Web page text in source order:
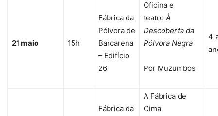
21 maio 15h
Fábrica da
Pólvora de
Barcarena
– Edifício
26
Oficina e
teatro À
Descoberta da
Pólvora Negra
Por Muzumbos
4
Fábrica da
A Fábrica de
Cima